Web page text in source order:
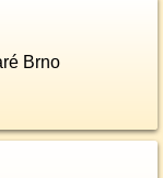
Brno